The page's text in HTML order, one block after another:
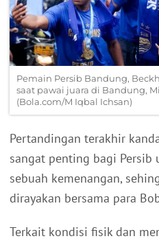
Pemain Persib Bandung,
saat pawai juara di Bandung,
(Bola.com/M Iqbal Ichsan)
Pertandingan terakhir
sangat penting bagi
sebuah kemenangan,
dirayakan bersama para
Terkait kondisi fisik dan